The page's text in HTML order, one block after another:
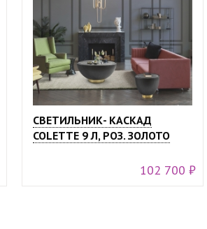
СВЕТИЛЬНИК- КАСКАД
COLETTE 9 Л, РОЗ. ЗОЛОТО
102 700 ₽